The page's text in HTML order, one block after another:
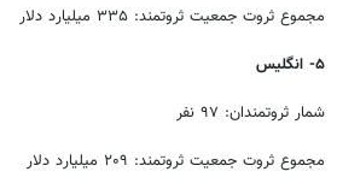
مجموع ثروت جمعیت ثروتمند: ۳۳۵ میلیارد دلار
۵- انگلیس
شمار ثروتمندان: ۹۷ نفر
مجموع ثروت جمعیت ثروتمند: ۲۰۹ میلیارد دلار